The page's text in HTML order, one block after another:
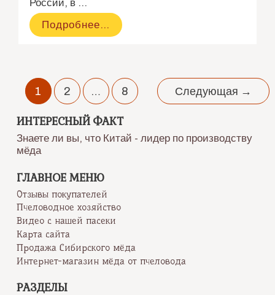
России, в …
Пчёлы
во
Древней
Руси
и
Российской
империи
Подробнее…
Навигация
записям
1 2 … 8 Следующая →
ИНТЕРЕСНЫЙ ФАКТ
Знаете ли вы, что Китай - лидер по производству
мёда
ГЛАВНОЕ МЕНЮ
Отзывы покупателей
Пчеловодное хозяйство
Видео с нашей пасеки
Карта сайта
Продажа Сибирского мёда
Интернет-магазин мёда от пчеловода
РАЗДЕЛЫ